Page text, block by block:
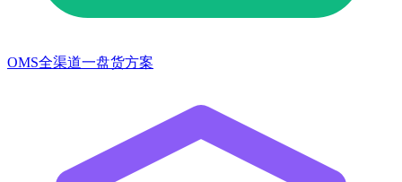
OMS全渠道一盘货方案